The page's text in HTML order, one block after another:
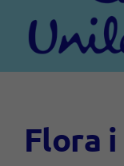
Flora